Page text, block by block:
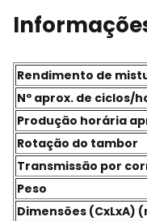
Rendimento de
Nº aprox. de ciclos/
Produção horária
Rotação do tambor
Transmissão por
Peso
Dimensões (CxLxA)